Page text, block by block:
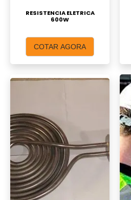
RESISTENCIA ELETRICA
600W
COTAR AGORA